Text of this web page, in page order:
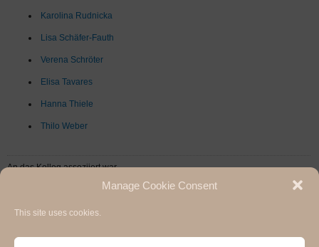
Manage Cookie Consent
This site uses cookies.
Karolina Rudnicka
Lisa Schäfer-Fauth
Verena Schröter
Elisa Tavares
Hanna Thiele
Thilo Weber
An das Kolleg assoziiert war
University of Basel & University of Freiburg / 2020